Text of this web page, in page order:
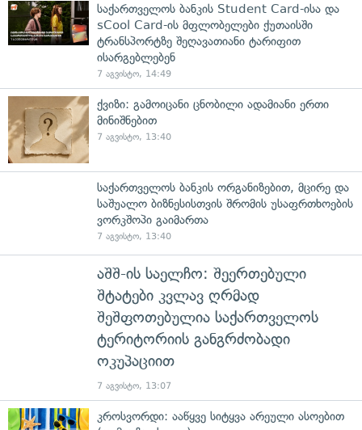
საქართველოს ბანკის Student Card-ისა და
sCool Card-ის მფლობელები ქუთაისში
ტრანსპორტზე შეღავათიანი ტარიფით
ისარგებლებენ
7 აგვისტო, 14:49
ქვიზი: გამოიცანი ცნობილი ადამიანი ერთი
მინიშნებით
7 აგვისტო, 13:40
საქართველოს ბანკის ორგანიზებით, მცირე და
საშუალო ბიზნესისთვის შრომის უსაფრთხოების
ვორკშოპი გაიმართა
7 აგვისტო, 13:40
აშშ-ის საელჩო: შეერთებული
შტატები კვლავ ღრმად
შეშფოთებულია საქართველოს
ტერიტორიის განგრძობადი
ოკუპაციით
7 აგვისტო, 13:07
კროსვორდი: ააწყვე სიტყვა არეული ასოებით